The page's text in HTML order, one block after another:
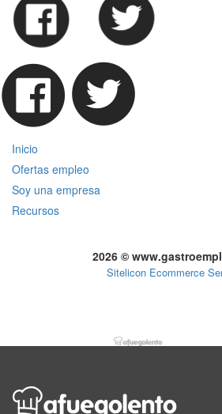
Inicio
Ofertas empleo
Soy una empresa
Recursos
2026 ©
Sitelicon Ecommerce